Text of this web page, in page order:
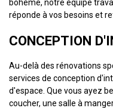
bohème, notre équipe
réponde à vos besoins et
CONCEPTION
Au-delà des rénovations
services de conception
d'espace. Que vous ayez
coucher, une salle à